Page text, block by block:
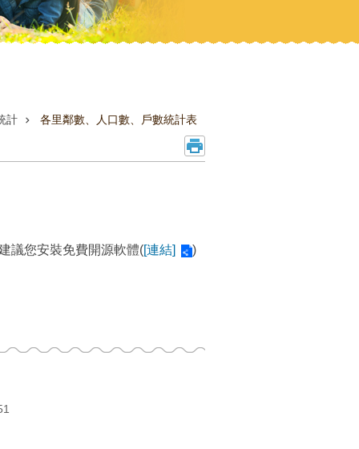
計 各里鄰數、人口數、戶數統計表
議您安裝免費開源軟體([連結] )